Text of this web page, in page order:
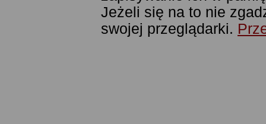
Jeżeli się na to nie
swojej przeglądarki.